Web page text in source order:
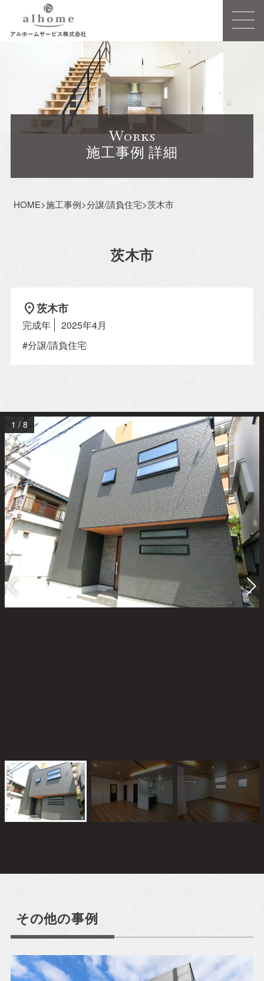
Concept
事業概要
注文住宅ーSIMPLE NOTEー
売買/仲介
Property Information
分譲住宅
Company
会社概要
施工事例
スタッフ紹介
Blog
スタッフブログ
おのちゃん日記
ご来場予約
お気軽にご参加ください！
お客様が家づくりをリアルにイメージできるよう完成
見学会やセミナーを実施しております。完成見学会で
は実際に住まいの空間をご体感いただけ、セミナーで
は住宅に関する様々な知識を学ぶことができます。お
Works
施工事例 詳細
HOME>施工事例>分譲/請負住宅>茨木市
茨木市
location_on茨木市
完成年
2025年4月
#分譲/請負住宅
1 /8
その他の事例